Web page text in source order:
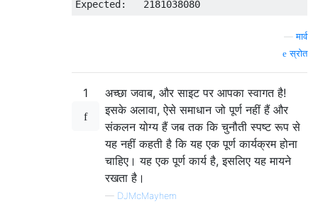
—मार्व
स्रोत
1
अच्छा जवाब, और साइट पर आपका स्वागत है!
इसके अलावा, ऐसे समाधान जो पूर्ण नहीं हैं और
संकलन योग्य हैं जब तक कि चुनौती स्पष्ट रूप से
यह नहीं कहती है कि यह एक पूर्ण कार्यक्रम होना
चाहिए। यह एक पूर्ण कार्य है, इसलिए यह मायने
रखता है।
— DJMcMayhem